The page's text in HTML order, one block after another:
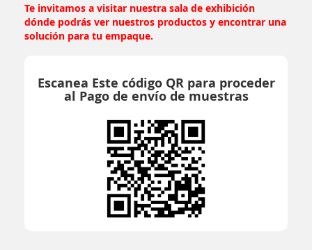
Te invitamos a visitar nuestra sala de exhibición
dónde podrás ver nuestros productos y encontrar una
solución para tu empaque.
Escanea Este código QR para proceder
al Pago de envío de muestras